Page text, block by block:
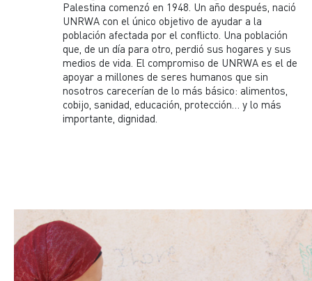
Palestina comenzó en 1948. Un año después, nació
UNRWA con el único objetivo de ayudar a la
población afectada por el conflicto. Una población
que, de un día para otro, perdió sus hogares y sus
medios de vida. El compromiso de UNRWA es el de
apoyar a millones de seres humanos que sin
nosotros carecerían de lo más básico: alimentos,
cobijo, sanidad, educación, protección… y lo más
importante, dignidad.